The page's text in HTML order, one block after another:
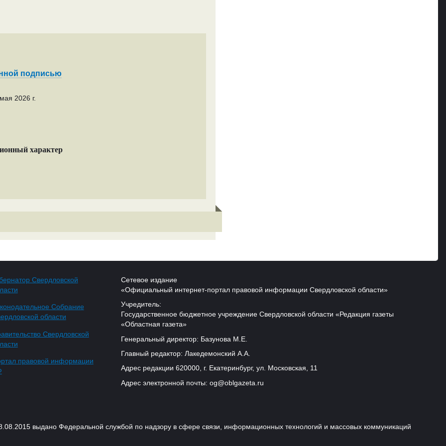
подписью
2026 г.
характер
Свердловской
Собрание
области
Свердловской
правовой информации
Сетевое издание
«Официальный интернет-портал правовой информации Свердловской области»
Учредитель:
Государственное бюджетное учреждение Свердловской области «Редакция газеты
«Областная газета»
Генеральный директор: Базунова М.Е.
Главный редактор: Лакедемонский А.А.
Адрес редакции 620000, г. Екатеринбург, ул. Московская, 11
Адрес электронной почты: og@oblgazeta.ru
выдано Федеральной службой по надзору в сфере связи, информационных технологий и массовых коммуникаций